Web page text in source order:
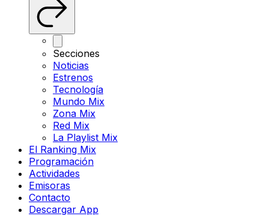
Secciones
Noticias
Estrenos
Tecnología
Mundo Mix
Zona Mix
Red Mix
La Playlist Mix
El Ranking Mix
Programación
Actividades
Emisoras
Contacto
Descargar App